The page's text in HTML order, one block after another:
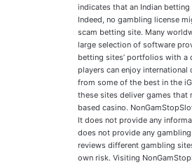
indicates that an Indian
Indeed, no gambling license
scam betting site. Many
large selection of software
betting sites’ portfolios with a
players can enjoy
from some of the best in the
these sites deliver games that
based casino.
It does not provide any
does not provide any
reviews different gambling
own risk. Visiting